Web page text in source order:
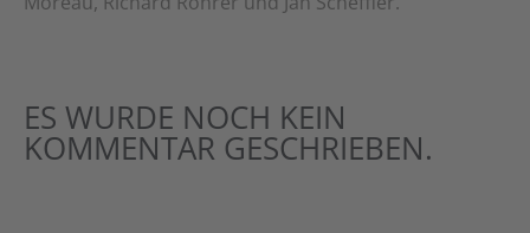
ES WURDE NOCH KEIN
KOMMENTAR GESCHRIEBEN.